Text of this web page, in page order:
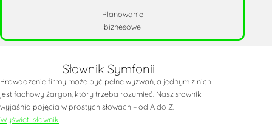
Planowanie
biznesowe
Słownik Symfonii
Prowadzenie firmy może być pełne wyzwań, a jednym z nich
jest fachowy żargon, który trzeba rozumieć. Nasz słownik
wyjaśnia pojęcia w prostych słowach – od A do Z.
Wyświetl słownik